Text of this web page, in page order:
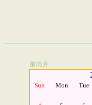
前の月
Sun Mon Tue